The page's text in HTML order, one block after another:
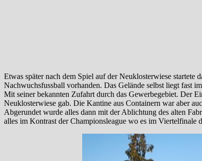
Etwas später nach dem Spiel auf der Neuklosterwiese
Nachwuchsfussball vorhanden. Das Gelände selbst liegt fast
Mit seiner bekannten Zufahrt durch das Gewerbegebiet. Der
Neuklosterwiese gab. Die Kantine aus Containern war aber
Abgerundet wurde alles dann mit der Ablichtung des alten
alles im Kontrast der Championsleague wo es im Viertelfinale